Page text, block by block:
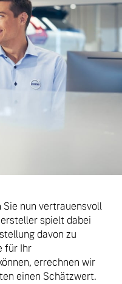
Sie nun vertrauensvoll
spielt dabei
davon zu
für Ihr
errechnen wir
einen Schätzwert.